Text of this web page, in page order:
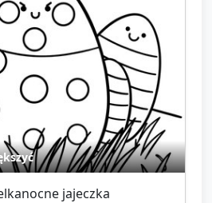
jajeczka